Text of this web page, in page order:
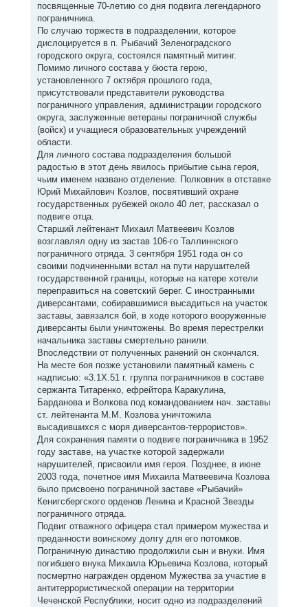
посвященные 70-летию со дня подвига легендарного
пограничника.
По случаю торжеств в подразделении, которое
дислоцируется в п. Рыбачий Зеленоградского
городского округа, состоялся памятный митинг.
Помимо личного состава у бюста герою,
установленного 7 октября прошлого года,
присутствовали представители руководства
пограничного управления, администрации городского
округа, заслуженные ветераны пограничной службы
(войск) и учащиеся образовательных учреждений
области.
Для личного состава подразделения большой
радостью в этот день явилось прибытие сына героя,
чьим именем названо отделение. Полковник в отставке
Юрий Михайлович Козлов, посвятивший охране
государственных рубежей около 40 лет, рассказал о
подвиге отца.
Старший лейтенант Михаил Матвеевич Козлов
возглавлял одну из застав 106-го Таллиннского
пограничного отряда. 3 сентября 1951 года он со
своими подчиненными встал на пути нарушителей
государственной границы, которые на катере хотели
переправиться на советский берег. С иностранными
диверсантами, собиравшимися высадиться на участок
заставы, завязался бой, в ходе которого вооруженные
диверсанты были уничтожены. Во время перестрелки
начальника заставы смертельно ранили.
Впоследствии от полученных ранений он скончался.
На месте боя позже установили памятный камень с
надписью: «3.1Х.51 г. группа пограничников в составе
сержанта Титаренко, ефрейтора Каракулина,
Барданова и Волкова под командованием нач. заставы
ст. лейтенанта М.М. Козлова уничтожила
высадившихся с моря диверсантов-террористов».
Для сохранения памяти о подвиге пограничника в 1952
году заставе, на участке которой задержали
нарушителей, присвоили имя героя. Позднее, в июне
2003 года, почетное имя Михаила Матвеевича Козлова
было присвоено пограничной заставе «Рыбачий»
Кенигсбергского орденов Ленина и Красной Звезды
пограничного отряда.
Подвиг отважного офицера стал примером мужества и
преданности воинскому долгу для его потомков.
Пограничную династию продолжили сын и внуки. Имя
погибшего внука Михаила Юрьевича Козлова, который
посмертно награжден орденом Мужества за участие в
антитеррористической операции на территории
Чеченской Республики, носит одно из подразделений